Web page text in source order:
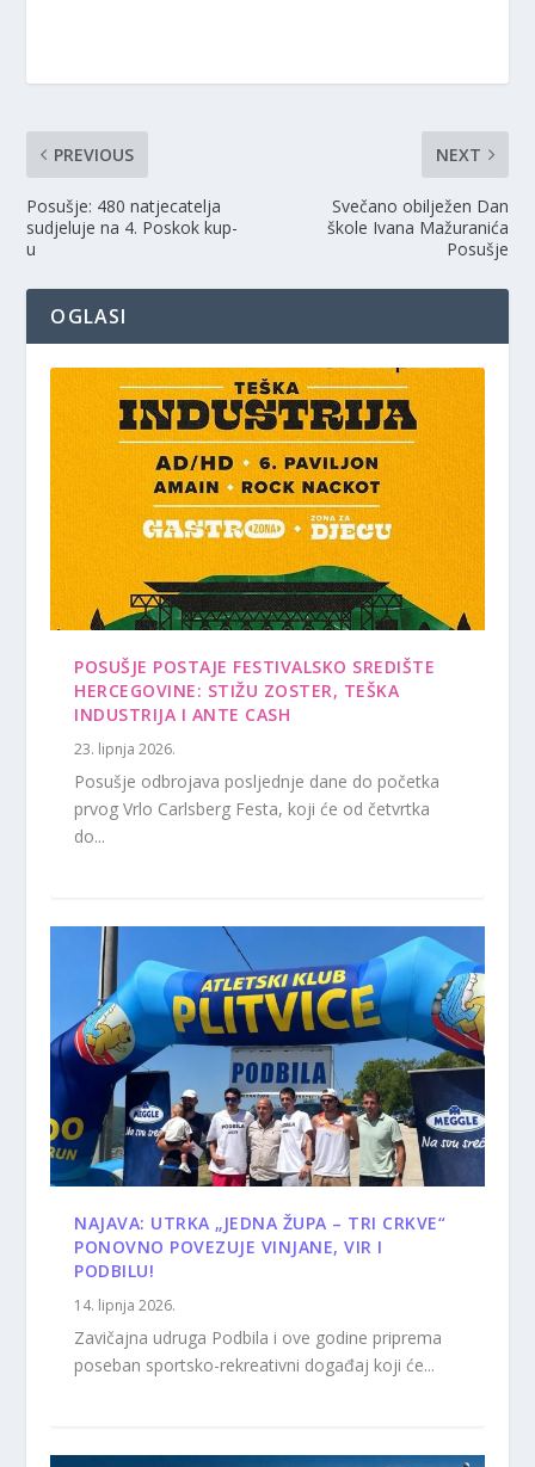
PREVIOUS
Posušje: 480 natjecatelja
sudjeluje na 4. Poskok kup-
u
NEXT
Svečano obilježen Dan
škole Ivana Mažuranića
Posušje
OGLASI
POSUŠJE POSTAJE FESTIVALSKO SREDIŠTE
HERCEGOVINE: STIŽU ZOSTER, TEŠKA
INDUSTRIJA I ANTE CASH
23. lipnja 2026.
Posušje odbrojava posljednje dane do početka
prvog Vrlo Carlsberg Festa, koji će od četvrtka
do...
NAJAVA: UTRKA „JEDNA ŽUPA – TRI CRKVE“
PONOVNO POVEZUJE VINJANE, VIR I
PODBILU!
14. lipnja 2026.
Zavičajna udruga Podbila i ove godine priprema
poseban sportsko-rekreativni događaj koji će...